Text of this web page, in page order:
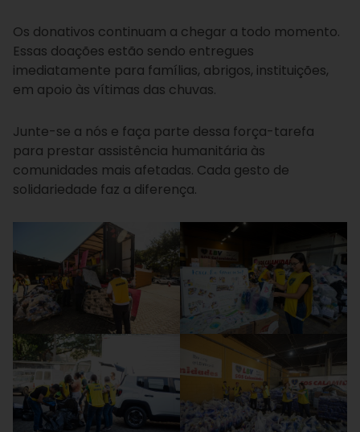
Os donativos continuam a chegar a todo momento.
Essas doações estão sendo entregues
imediatamente para famílias, abrigos, instituições,
em apoio às vítimas das chuvas.
Junte-se a nós e faça parte dessa força-tarefa
para prestar assistência humanitária às
comunidades mais afetadas. Cada gesto de
solidariedade faz a diferença.